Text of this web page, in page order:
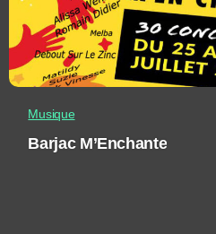
Musique
Barjac M’Enchante